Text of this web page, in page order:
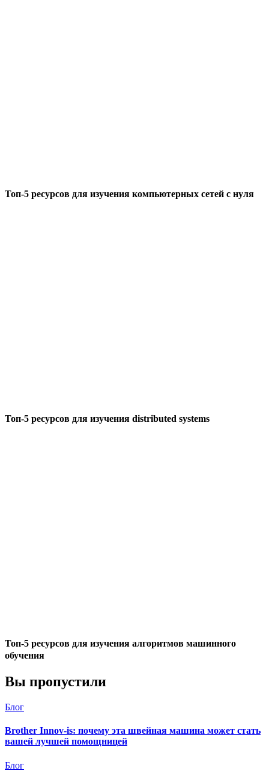
Топ-5 ресурсов для изучения компьютерных сетей с нуля
Топ-5 ресурсов для изучения distributed systems
Топ-5 ресурсов для изучения алгоритмов машинного
обучения
Вы пропустили
Блог
Brother Innov-is: почему эта швейная машина может стать
вашей лучшей помощницей
Блог